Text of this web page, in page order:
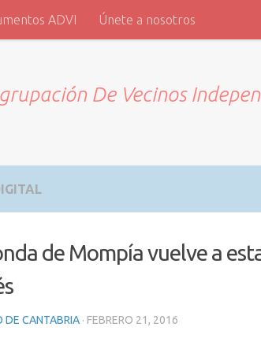
ADVI Únete a nosotros
De Vecinos
de Mompía vuelve a
DE CANTABRIA · FEBRERO 21, 2016